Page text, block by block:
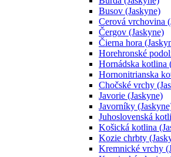
Busov (Jaskyne)
Cerová vrchovina
Čergov (Jaskyne)
Čierna hora
Horehronské
Hornádska kotlina
Hornonitrianska
Chočské vrchy
Javorie (Jaskyne)
Javorníky
Juhoslovenská
Košická kotlina
Kozie chrbty
Kremnické vrchy